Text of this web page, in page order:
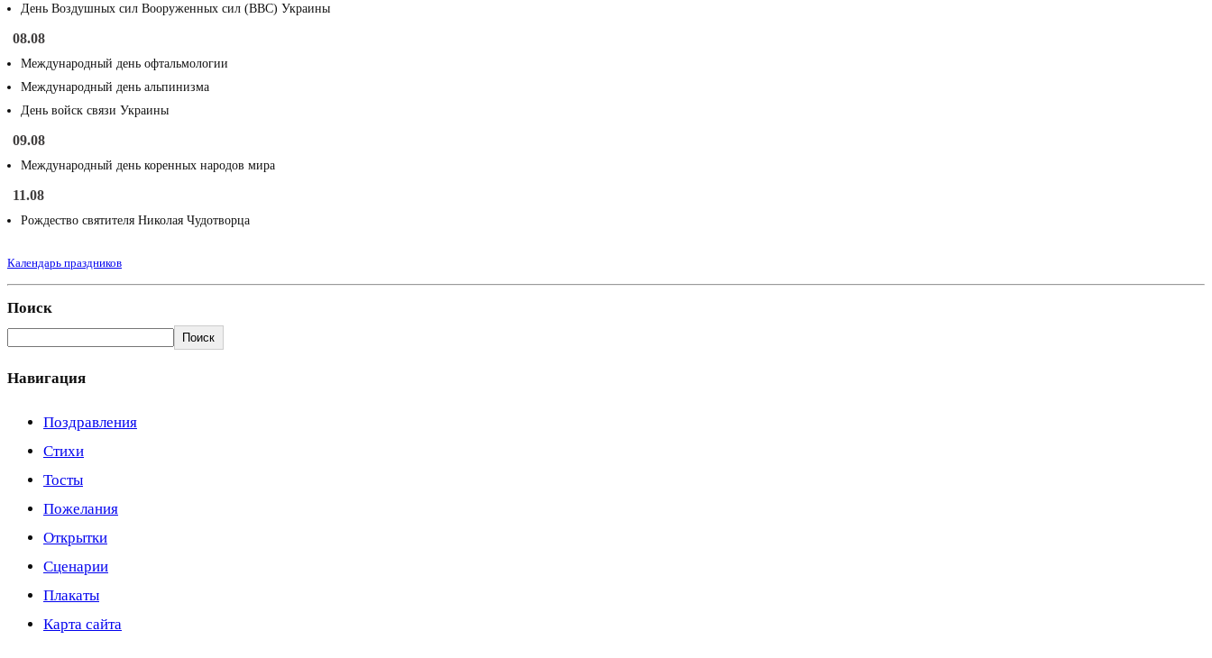
День Воздушных сил Вооруженных сил (ВВС) Украины
08.08
Международный день офтальмологии
Международный день альпинизма
День войск связи Украины
09.08
Международный день коренных народов мира
11.08
Рождество святителя Николая Чудотворца
Календарь праздников
Поиск
Поиск
Навигация
Поздравления
Стихи
Тосты
Пожелания
Открытки
Сценарии
Плакаты
Карта сайта